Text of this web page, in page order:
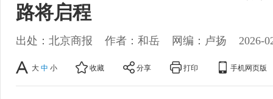
路将启程
出处：北京商报 作者：和岳 网编：卢扬 2026-
大 中 小 收藏 分享 打印 手机网页版